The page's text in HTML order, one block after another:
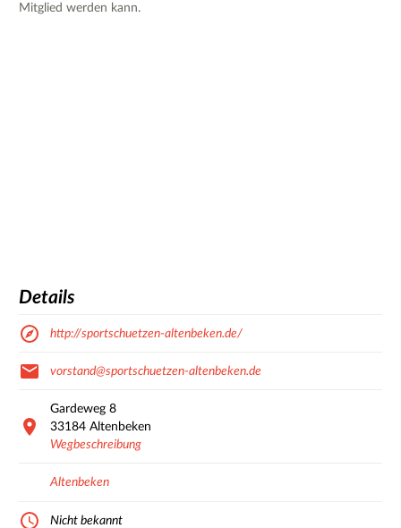
Mitglied werden kann.
Details
http://sportschuetzen-altenbeken.de/
vorstand@sportschuetzen-altenbeken.de
Gardeweg 8
33184 Altenbeken
Wegbeschreibung
Altenbeken
Nicht bekannt